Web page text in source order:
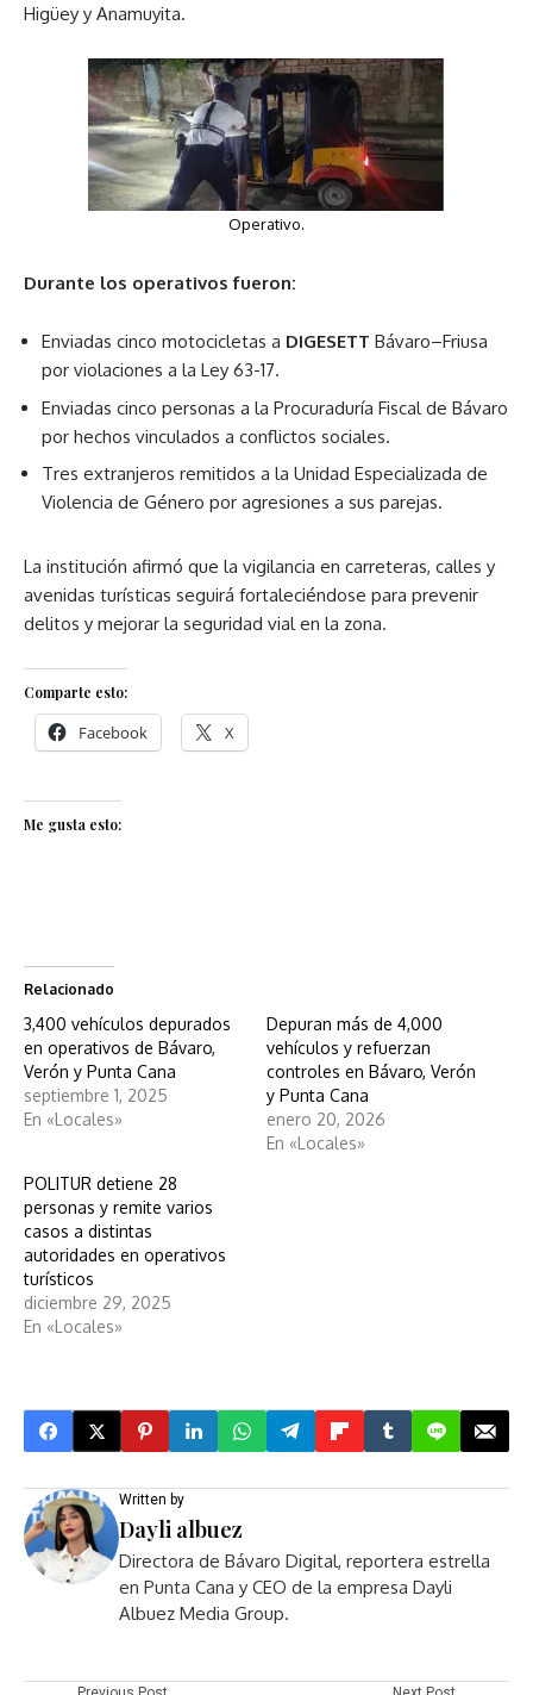
Higüey y Anamuyita.
Operativo.
Durante los operativos fueron:
Enviadas cinco motocicletas a DIGESETT Bávaro–Friusa
por violaciones a la Ley 63-17.
Enviadas cinco personas a la Procuraduría Fiscal de Bávaro
por hechos vinculados a conflictos sociales.
Tres extranjeros remitidos a la Unidad Especializada de
Violencia de Género por agresiones a sus parejas.
La institución afirmó que la vigilancia en carreteras, calles y
avenidas turísticas seguirá fortaleciéndose para prevenir
delitos y mejorar la seguridad vial en la zona.
Comparte esto:
Facebook X
Me gusta esto:
Relacionado
3,400 vehículos depurados
en operativos de Bávaro,
Verón y Punta Cana
septiembre 1, 2025
En «Locales»
Depuran más de 4,000
vehículos y refuerzan
controles en Bávaro, Verón
y Punta Cana
enero 20, 2026
En «Locales»
POLITUR detiene 28
personas y remite varios
casos a distintas
autoridades en operativos
turísticos
diciembre 29, 2025
En «Locales»
Written by
Dayli albuez
Directora de Bávaro Digital, reportera estrella
en Punta Cana y CEO de la empresa Dayli
Albuez Media Group.